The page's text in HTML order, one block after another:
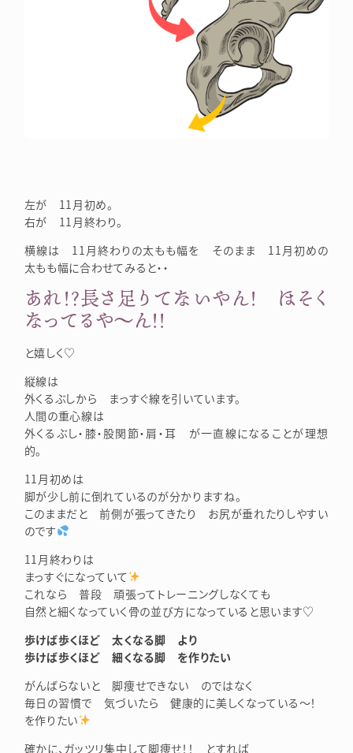
左が 11月初め。
右が 11月終わり。
横線は 11月終わりの太もも幅を そのまま 11月初めの
太もも幅に合わせてみると・・
あれ！？長さ足りてないやん！ ほそく
なってるや～ん！！
と嬉しく♡
縦線は
外くるぶしから まっすぐ線を引いています。
人間の重心線は
外くるぶし・膝・股関節・肩・耳 が一直線になることが理想
的。
11月初めは
脚が少し前に倒れているのが分かりますね。
このままだと 前側が張ってきたり お尻が垂れたりしやすい
のです
11月終わりは
まっすぐになっていて
これなら 普段 頑張ってトレーニングしなくても
自然と細くなっていく骨の並び方になっていると思います♡
歩けば歩くほど 太くなる脚 より
歩けば歩くほど 細くなる脚 を作りたい
がんばらないと 脚痩せできない のではなく
毎日の習慣で 気づいたら 健康的に美しくなっている～！
を作りたい
確かに、ガッツリ集中して脚痩せ！！ とすれば